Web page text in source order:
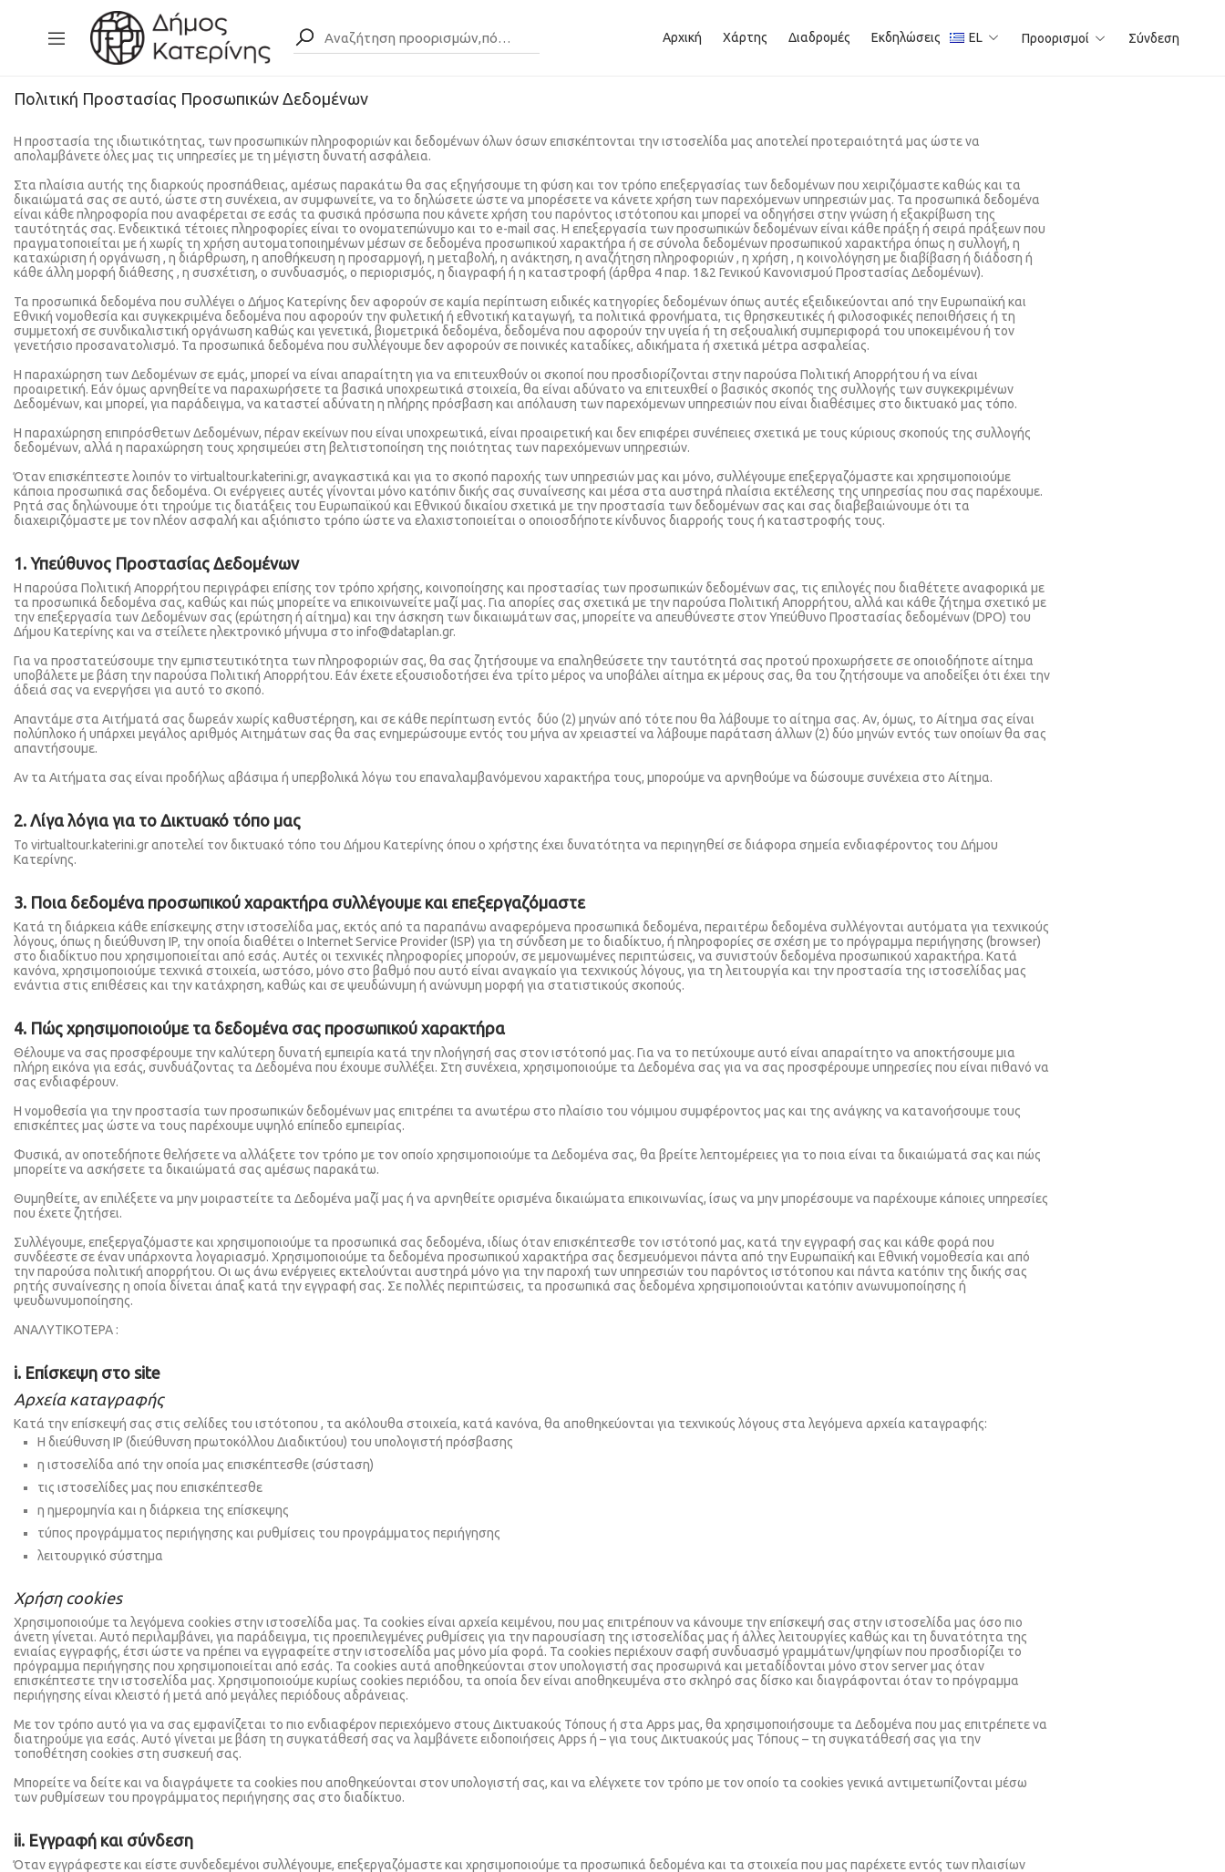
Αρχική Χάρτης Διαδρομές Εκδηλώσεις EL Προορισμοί Σύνδεση
Πολιτική Προστασίας Προσωπικών Δεδομένων
Η προστασία της ιδιωτικότητας, των προσωπικών πληροφοριών και δεδομένων όλων όσων επισκέπτονται την ιστοσελίδα μας αποτελεί προτεραιότητά μας ώστε να
απολαμβάνετε όλες μας τις υπηρεσίες με τη μέγιστη δυνατή ασφάλεια.
Στα πλαίσια αυτής της διαρκούς προσπάθειας, αμέσως παρακάτω θα σας εξηγήσουμε τη φύση και τον τρόπο επεξεργασίας των δεδομένων που χειριζόμαστε καθώς και τα
δικαιώματά σας σε αυτό, ώστε στη συνέχεια, αν συμφωνείτε, να το δηλώσετε ώστε να μπορέσετε να κάνετε χρήση των παρεχόμενων υπηρεσιών μας. Τα προσωπικά δεδομένα
είναι κάθε πληροφορία που αναφέρεται σε εσάς τα φυσικά πρόσωπα που κάνετε χρήση του παρόντος ιστότοπου και μπορεί να οδηγήσει στην γνώση ή εξακρίβωση της
ταυτότητάς σας. Ενδεικτικά τέτοιες πληροφορίες είναι το ονοματεπώνυμο και το e-mail σας. Η επεξεργασία των προσωπικών δεδομένων είναι κάθε πράξη ή σειρά πράξεων που
πραγματοποιείται με ή χωρίς τη χρήση αυτοματοποιημένων μέσων σε δεδομένα προσωπικού χαρακτήρα ή σε σύνολα δεδομένων προσωπικού χαρακτήρα όπως η συλλογή, η
καταχώριση ή οργάνωση , η διάρθρωση, η αποθήκευση η προσαρμογή, η μεταβολή, η ανάκτηση, η αναζήτηση πληροφοριών , η χρήση , η κοινολόγηση με διαβίβαση ή διάδοση ή
κάθε άλλη μορφή διάθεσης , η συσχέτιση, ο συνδυασμός, ο περιορισμός, η διαγραφή ή η καταστροφή (άρθρα 4 παρ. 1&2 Γενικού Κανονισμού Προστασίας Δεδομένων).
Τα προσωπικά δεδομένα που συλλέγει ο Δήμος Κατερίνης δεν αφορούν σε καμία περίπτωση ειδικές κατηγορίες δεδομένων όπως αυτές εξειδικεύονται από την Ευρωπαϊκή και
Εθνική νομοθεσία και συγκεκριμένα δεδομένα που αφορούν την φυλετική ή εθνοτική καταγωγή, τα πολιτικά φρονήματα, τις θρησκευτικές ή φιλοσοφικές πεποιθήσεις ή τη
συμμετοχή σε συνδικαλιστική οργάνωση καθώς και γενετικά, βιομετρικά δεδομένα, δεδομένα που αφορούν την υγεία ή τη σεξουαλική συμπεριφορά του υποκειμένου ή τον
γενετήσιο προσανατολισμό. Τα προσωπικά δεδομένα που συλλέγουμε δεν αφορούν σε ποινικές καταδίκες, αδικήματα ή σχετικά μέτρα ασφαλείας.
Η παραχώρηση των Δεδομένων σε εμάς, μπορεί να είναι απαραίτητη για να επιτευχθούν οι σκοποί που προσδιορίζονται στην παρούσα Πολιτική Απορρήτου ή να είναι
προαιρετική. Εάν όμως αρνηθείτε να παραχωρήσετε τα βασικά υποχρεωτικά στοιχεία, θα είναι αδύνατο να επιτευχθεί ο βασικός σκοπός της συλλογής των συγκεκριμένων
Δεδομένων, και μπορεί, για παράδειγμα, να καταστεί αδύνατη η πλήρης πρόσβαση και απόλαυση των παρεχόμενων υπηρεσιών που είναι διαθέσιμες στο δικτυακό μας τόπο.
Η παραχώρηση επιπρόσθετων Δεδομένων, πέραν εκείνων που είναι υποχρεωτικά, είναι προαιρετική και δεν επιφέρει συνέπειες σχετικά με τους κύριους σκοπούς της συλλογής
δεδομένων, αλλά η παραχώρηση τους χρησιμεύει στη βελτιστοποίηση της ποιότητας των παρεχόμενων υπηρεσιών.
Όταν επισκέπτεστε λοιπόν το virtualtour.katerini.gr, αναγκαστικά και για το σκοπό παροχής των υπηρεσιών μας και μόνο, συλλέγουμε επεξεργαζόμαστε και χρησιμοποιούμε
κάποια προσωπικά σας δεδομένα. Οι ενέργειες αυτές γίνονται μόνο κατόπιν δικής σας συναίνεσης και μέσα στα αυστηρά πλαίσια εκτέλεσης της υπηρεσίας που σας παρέχουμε.
Ρητά σας δηλώνουμε ότι τηρούμε τις διατάξεις του Ευρωπαϊκού και Εθνικού δικαίου σχετικά με την προστασία των δεδομένων σας και σας διαβεβαιώνουμε ότι τα
διαχειριζόμαστε με τον πλέον ασφαλή και αξιόπιστο τρόπο ώστε να ελαχιστοποιείται ο οποιοσδήποτε κίνδυνος διαρροής τους ή καταστροφής τους.
1. Υπεύθυνος Προστασίας Δεδομένων
Η παρούσα Πολιτική Απορρήτου περιγράφει επίσης τον τρόπο χρήσης, κοινοποίησης και προστασίας των προσωπικών δεδομένων σας, τις επιλογές που διαθέτετε αναφορικά με
τα προσωπικά δεδομένα σας, καθώς και πώς μπορείτε να επικοινωνείτε μαζί μας. Για απορίες σας σχετικά με την παρούσα Πολιτική Απορρήτου, αλλά και κάθε ζήτημα σχετικό με
την επεξεργασία των Δεδομένων σας (ερώτηση ή αίτημα) και την άσκηση των δικαιωμάτων σας, μπορείτε να απευθύνεστε στον Υπεύθυνο Προστασίας δεδομένων (DPO) του
Δήμου Κατερίνης και να στείλετε ηλεκτρονικό μήνυμα στο info@dataplan.gr.
Για να προστατεύσουμε την εμπιστευτικότητα των πληροφοριών σας, θα σας ζητήσουμε να επαληθεύσετε την ταυτότητά σας προτού προχωρήσετε σε οποιοδήποτε αίτημα
υποβάλετε με βάση την παρούσα Πολιτική Απορρήτου. Εάν έχετε εξουσιοδοτήσει ένα τρίτο μέρος να υποβάλει αίτημα εκ μέρους σας, θα του ζητήσουμε να αποδείξει ότι έχει την
άδειά σας να ενεργήσει για αυτό το σκοπό.
Απαντάμε στα Αιτήματά σας δωρεάν χωρίς καθυστέρηση, και σε κάθε περίπτωση εντός δύο (2) μηνών από τότε που θα λάβουμε το αίτημα σας. Αν, όμως, το Αίτημα σας είναι
πολύπλοκο ή υπάρχει μεγάλος αριθμός Αιτημάτων σας θα σας ενημερώσουμε εντός του μήνα αν χρειαστεί να λάβουμε παράταση άλλων (2) δύο μηνών εντός των οποίων θα σας
απαντήσουμε.
Αν τα Αιτήματα σας είναι προδήλως αβάσιμα ή υπερβολικά λόγω του επαναλαμβανόμενου χαρακτήρα τους, μπορούμε να αρνηθούμε να δώσουμε συνέχεια στο Αίτημα.
2. Λίγα λόγια για το Δικτυακό τόπο μας
Το virtualtour.katerini.gr αποτελεί τον δικτυακό τόπο του Δήμου Κατερίνης όπου ο χρήστης έχει δυνατότητα να περιηγηθεί σε διάφορα σημεία ενδιαφέροντος του Δήμου
Κατερίνης.
3. Ποια δεδομένα προσωπικού χαρακτήρα συλλέγουμε και επεξεργαζόμαστε
Kατά τη διάρκεια κάθε επίσκεψης στην ιστοσελίδα μας, εκτός από τα παραπάνω αναφερόμενα προσωπικά δεδομένα, περαιτέρω δεδομένα συλλέγονται αυτόματα για τεχνικούς
λόγους, όπως η διεύθυνση IP, την οποία διαθέτει ο Internet Service Provider (ISP) για τη σύνδεση με το διαδίκτυο, ή πληροφορίες σε σχέση με το πρόγραμμα περιήγησης (browser)
στο διαδίκτυο που χρησιμοποιείται από εσάς. Αυτές οι τεχνικές πληροφορίες μπορούν, σε μεμονωμένες περιπτώσεις, να συνιστούν δεδομένα προσωπικού χαρακτήρα. Κατά
κανόνα, χρησιμοποιούμε τεχνικά στοιχεία, ωστόσο, μόνο στο βαθμό που αυτό είναι αναγκαίο για τεχνικούς λόγους, για τη λειτουργία και την προστασία της ιστοσελίδας μας
ενάντια στις επιθέσεις και την κατάχρηση, καθώς και σε ψευδώνυμη ή ανώνυμη μορφή για στατιστικούς σκοπούς.
4. Πώς χρησιμοποιούμε τα δεδομένα σας προσωπικού χαρακτήρα
Θέλουμε να σας προσφέρουμε την καλύτερη δυνατή εμπειρία κατά την πλοήγησή σας στον ιστότοπό μας. Για να το πετύχουμε αυτό είναι απαραίτητο να αποκτήσουμε μια
πλήρη εικόνα για εσάς, συνδυάζοντας τα Δεδομένα που έχουμε συλλέξει. Στη συνέχεια, χρησιμοποιούμε τα Δεδομένα σας για να σας προσφέρουμε υπηρεσίες που είναι πιθανό να
σας ενδιαφέρουν.
Η νομοθεσία για την προστασία των προσωπικών δεδομένων μας επιτρέπει τα ανωτέρω στο πλαίσιο του νόμιμου συμφέροντος μας και της ανάγκης να κατανοήσουμε τους
επισκέπτες μας ώστε να τους παρέχουμε υψηλό επίπεδο εμπειρίας.
Φυσικά, αν οποτεδήποτε θελήσετε να αλλάξετε τον τρόπο με τον οποίο χρησιμοποιούμε τα Δεδομένα σας, θα βρείτε λεπτομέρειες για το ποια είναι τα δικαιώματά σας και πώς
μπορείτε να ασκήσετε τα δικαιώματά σας αμέσως παρακάτω.
Θυμηθείτε, αν επιλέξετε να μην μοιραστείτε τα Δεδομένα μαζί μας ή να αρνηθείτε ορισμένα δικαιώματα επικοινωνίας, ίσως να μην μπορέσουμε να παρέχουμε κάποιες υπηρεσίες
που έχετε ζητήσει.
Συλλέγουμε, επεξεργαζόμαστε και χρησιμοποιούμε τα προσωπικά σας δεδομένα, ιδίως όταν επισκέπτεσθε τον ιστότοπό μας, κατά την εγγραφή σας και κάθε φορά που
συνδέεστε σε έναν υπάρχοντα λογαριασμό. Χρησιμοποιούμε τα δεδομένα προσωπικού χαρακτήρα σας δεσμευόμενοι πάντα από την Ευρωπαϊκή και Εθνική νομοθεσία και από
την παρούσα πολιτική απορρήτου. Οι ως άνω ενέργειες εκτελούνται αυστηρά μόνο για την παροχή των υπηρεσιών του παρόντος ιστότοπου και πάντα κατόπιν της δικής σας
ρητής συναίνεσης η οποία δίνεται άπαξ κατά την εγγραφή σας. Σε πολλές περιπτώσεις, τα προσωπικά σας δεδομένα χρησιμοποιούνται κατόπιν ανωνυμοποίησης ή
ψευδωνυμοποίησης.
ΑΝΑΛΥΤΙΚΟΤΕΡΑ :
i. Επίσκεψη στο site
Αρχεία καταγραφής
Κατά την επίσκεψή σας στις σελίδες του ιστότοπου , τα ακόλουθα στοιχεία, κατά κανόνα, θα αποθηκεύονται για τεχνικούς λόγους στα λεγόμενα αρχεία καταγραφής:
Η διεύθυνση IP (διεύθυνση πρωτοκόλλου Διαδικτύου) του υπολογιστή πρόσβασης
η ιστοσελίδα από την οποία μας επισκέπτεσθε (σύσταση)
τις ιστοσελίδες μας που επισκέπτεσθε
η ημερομηνία και η διάρκεια της επίσκεψης
τύπος προγράμματος περιήγησης και ρυθμίσεις του προγράμματος περιήγησης
λειτουργικό σύστημα
Χρήση cookies
Χρησιμοποιούμε τα λεγόμενα cookies στην ιστοσελίδα μας. Τα cookies είναι αρχεία κειμένου, που μας επιτρέπουν να κάνουμε την επίσκεψή σας στην ιστοσελίδα μας όσο πιο
άνετη γίνεται. Αυτό περιλαμβάνει, για παράδειγμα, τις προεπιλεγμένες ρυθμίσεις για την παρουσίαση της ιστοσελίδας μας ή άλλες λειτουργίες καθώς και τη δυνατότητα της
ενιαίας εγγραφής, έτσι ώστε να πρέπει να εγγραφείτε στην ιστοσελίδα μας μόνο μία φορά. Τα cookies περιέχουν σαφή συνδυασμό γραμμάτων/ψηφίων που προσδιορίζει το
πρόγραμμα περιήγησης που χρησιμοποιείται από εσάς. Τα cookies αυτά αποθηκεύονται στον υπολογιστή σας προσωρινά και μεταδίδονται μόνο στον server μας όταν
επισκέπτεστε την ιστοσελίδα μας. Χρησιμοποιούμε κυρίως cookies περιόδου, τα οποία δεν είναι αποθηκευμένα στο σκληρό σας δίσκο και διαγράφονται όταν το πρόγραμμα
περιήγησης είναι κλειστό ή μετά από μεγάλες περιόδους αδράνειας.
Με τον τρόπο αυτό για να σας εμφανίζεται το πιο ενδιαφέρον περιεχόμενο στους Δικτυακούς Τόπους ή στα Apps μας, θα χρησιμοποιήσουμε τα Δεδομένα που μας επιτρέπετε να
διατηρούμε για εσάς. Αυτό γίνεται με βάση τη συγκατάθεσή σας να λαμβάνετε ειδοποιήσεις Apps ή – για τους Δικτυακούς μας Τόπους – τη συγκατάθεσή σας για την
τοποθέτηση cookies στη συσκευή σας.
Μπορείτε να δείτε και να διαγράψετε τα cookies που αποθηκεύονται στον υπολογιστή σας, και να ελέγχετε τον τρόπο με τον οποίο τα cookies γενικά αντιμετωπίζονται μέσω
των ρυθμίσεων του προγράμματος περιήγησης σας στο διαδίκτυο.
ii. Εγγραφή και σύνδεση
Όταν εγγράφεστε και είστε συνδεδεμένοι συλλέγουμε, επεξεργαζόμαστε και χρησιμοποιούμε τα προσωπικά δεδομένα και τα στοιχεία που μας παρέχετε εντός των πλαισίων